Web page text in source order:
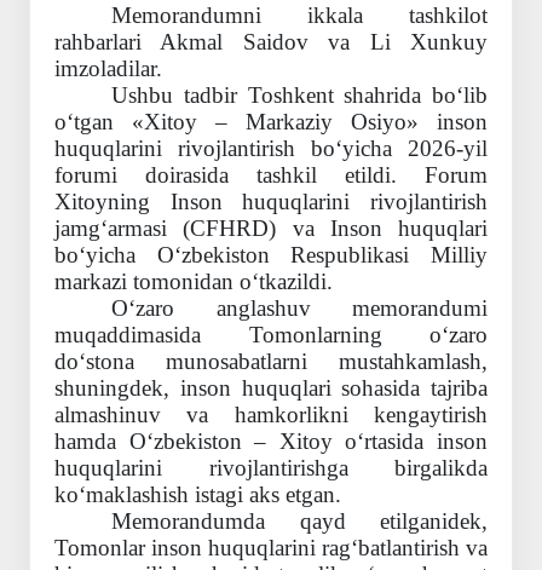
Memorandumni ikkala tashkilot
rahbarlari Akmal Saidov va Li Xunkuy
imzoladilar.
Ushbu tadbir Toshkent shahrida bo‘lib
o‘tgan «Xitoy – Markaziy Osiyo» inson
huquqlarini rivojlantirish bo‘yicha 2026-yil
forumi doirasida tashkil etildi.
Forum
Xitoyning Inson huquqlarini rivojlantirish
jamg‘armasi (CFHRD) va Inson huquqlari
bo‘yicha O‘zbekiston Respublikasi Milliy
markazi tomonidan o‘tkazildi.
O‘zaro anglashuv memorandumi
muqaddimasida Tomonlarning o‘zaro
do‘stona munosabatlarni mustahkamlash,
shuningdek, inson huquqlari sohasida tajriba
almashinuv va hamkorlikni kengaytirish
hamda O‘zbekiston – Xitoy o‘rtasida inson
huquqlarini rivojlantirishga birgalikda
ko‘maklashish istagi aks etgan.
Memorandumda qayd etilganidek,
Tomonlar inson huquqlarini rag‘batlantirish va